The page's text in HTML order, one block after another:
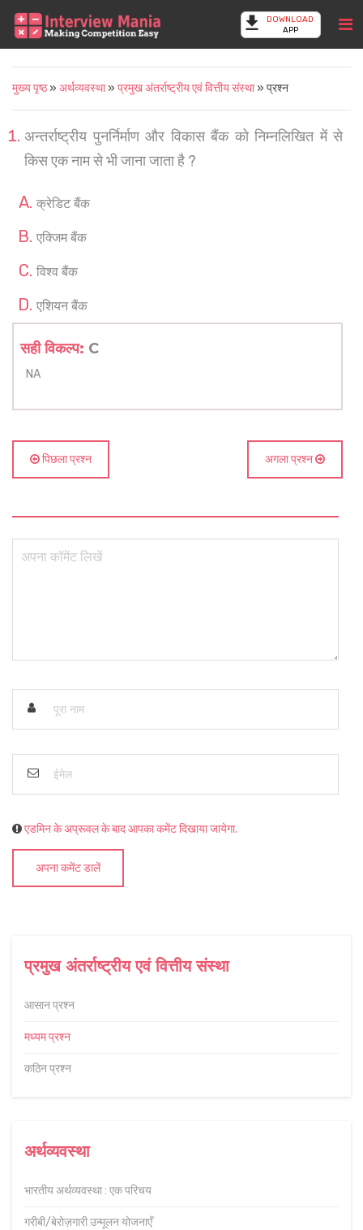
DOWNLOAD
APP
मुख्य पृष्ठ» अर्थव्यवस्था» प्रमुख अंतर्राष्ट्रीय एवं वित्तीय संस्था» प्रश्न
प्रमुख अंतर्राष्ट्रीय एवं वित्तीय संस्था
आसान प्रश्न
मध्यम प्रश्न
कठिन प्रश्न
अर्थव्यवस्था
भारतीय अर्थव्यवस्था : एक परिचय
गरीबी/बेरोज़गारी उन्मूलन योजनाएँ
अन्तर्राष्ट्रीय पुनर्निर्माण और विकास बैंक को निम्नलिखित में से
किस एक नाम से भी जाना जाता है ?
क्रेडिट बैंक
एक्जिम बैंक
विश्व बैंक
एशियन बैंक
सही विकल्प: C
NA
पिछला प्रश्न अगला प्रश्न
एडमिन के अप्रूवल के बाद आपका कमेंट दिखाया जायेगा.
अपना कमेंट डालें